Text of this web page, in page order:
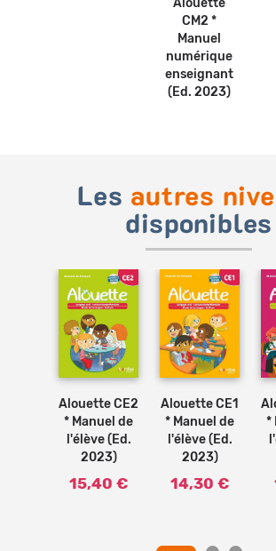
Alouette
CM2 *
Manuel
numérique
enseignant
(Ed. 2023)
Les autres
disponibles
Ajouter
au
Alouette CE2
* Manuel de
l'élève (Ed.
2023)
15,40 €
Ajouter
au
Alouette CE1
* Manuel de
l'élève (Ed.
2023)
14,30 €
*